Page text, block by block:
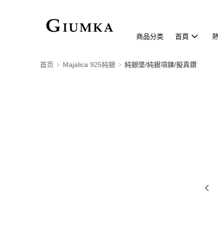
商品分类 首頁
首页 Majalica 925純銀 純銀墜/純銀項鍊/擬真鑽